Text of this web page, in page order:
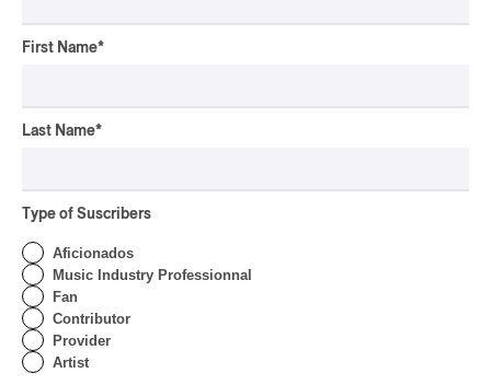
First Name*
Last Name*
Type of Suscribers
Aficionados
Music Industry Professionnal
Fan
Contributor
Provider
Artist